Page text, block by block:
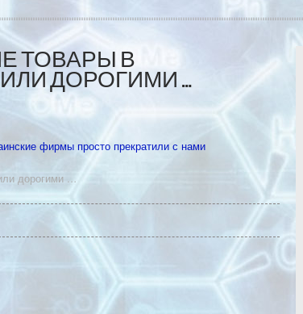
ТОВАРЫ В
ДОРОГИМИ …
фирмы просто прекратили с нами
дорогими …